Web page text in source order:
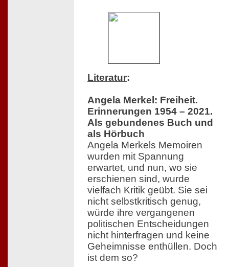
Literatur:
Angela Merkel: Freiheit.
Erinnerungen 1954 – 2021.
Als gebundenes Buch und
als Hörbuch
Angela Merkels Memoiren
wurden mit Spannung
erwartet, und nun, wo sie
erschienen sind, wurde
vielfach Kritik geübt. Sie sei
nicht selbstkritisch genug,
würde ihre vergangenen
politischen Entscheidungen
nicht hinterfragen und keine
Geheimnisse enthüllen. Doch
ist dem so?